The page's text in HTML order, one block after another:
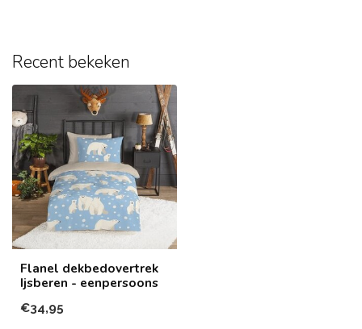
Recent bekeken
Flanel dekbedovertrek
Ijsberen - eenpersoons
€34,95